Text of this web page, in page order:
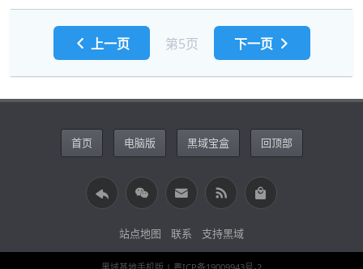
上一页 第5页 下一页
首页 电脑版 黑域宝盒 回顶部
站点地图 联系 支持黑域